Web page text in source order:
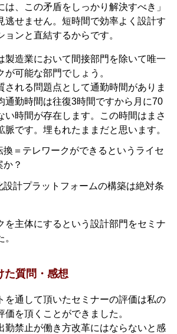
は、この矛盾をしっかり解決すべき」
逃せません。短時間で効率よく設計す
ョンと直結するからです。
製造業において間接部門を除いて唯一
可能な部門でしょう。
される問題点として通勤時間がありま
通勤時間は往復3時間ですから月に70
い時間が存在します。この時間はまさ
脈です。埋もれたままだと思います。
換＝テレワークができるというライセ
か？
設計プラットフォームの構築は絶対条
を主体にするという設計部門をセミナ
た質問・感想
を通して頂いたセミナーの評価は私の
価を頂くことができました。
勤禁止が働き方改革にはならないと感